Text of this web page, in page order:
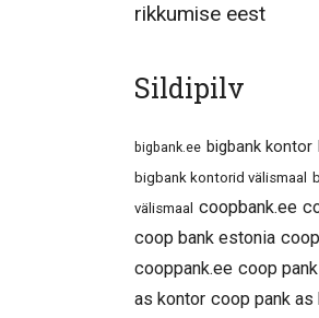
rikkumise eest
Sildipilv
bigbank.ee bigbank kontor
bigbank kontorid välismaal
välismaal coopbank.ee
coop bank estonia
cooppank.ee coop
as kontor coop pank as